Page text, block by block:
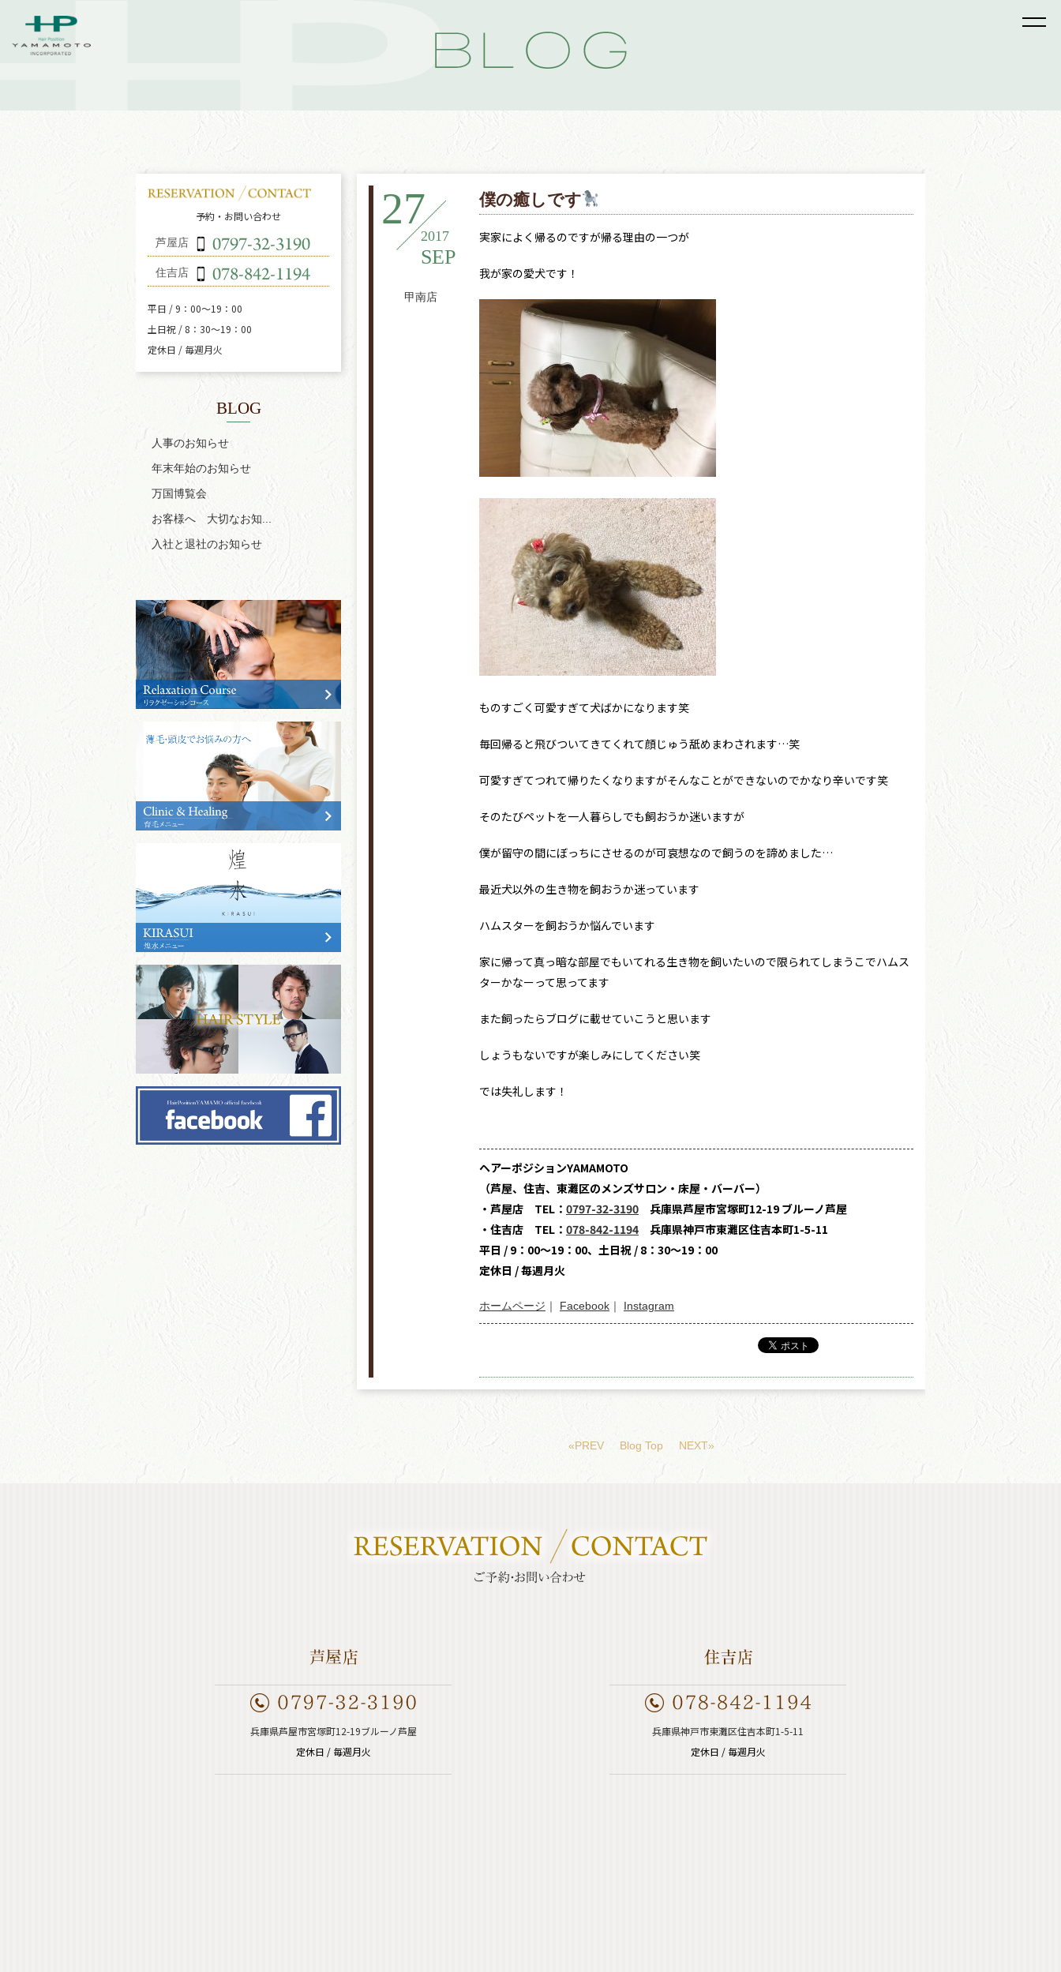
27
2017
SEP
甲南店
僕の癒しです
実家によく帰るのですが帰る理由の一つが
我が家の愛犬です！
ものすごく可愛すぎて犬ばかになります笑
毎回帰ると飛びついてきてくれて顔じゅう舐めまわされます…笑
可愛すぎてつれて帰りたくなりますがそんなことができないのでかなり辛いです笑
そのたびペットを一人暮らしでも飼おうか迷いますが
僕が留守の間にぼっちにさせるのが可哀想なので飼うのを諦めました…
最近犬以外の生き物を飼おうか迷っています
ハムスターを飼おうか悩んでいます
家に帰って真っ暗な部屋でもいてれる生き物を飼いたいので限られてしまうこでハムス
ターかなーって思ってます
また飼ったらブログに載せていこうと思います
しょうもないですが楽しみにしてください笑
では失礼します！
ヘアーポジションYAMAMOTO
（芦屋、住吉、東灘区のメンズサロン・床屋・バーバー）
・芦屋店 TEL： 0797-32-3190 兵庫県芦屋市宮塚町12-19 ブルーノ芦屋
・住吉店 TEL： 078-842-1194 兵庫県神戸市東灘区住吉本町1-5-11
平日 / 9：00～19：00、土日祝 / 8：30～19：00
定休日 / 毎週月火
ホームページ ｜ Facebook ｜ Instagram
«PREV Blog Top NEXT»
予約・お問い合わせ
芦屋店
住吉店
平日 / 9：00～19：00
土日祝 / 8：30～19：00
定休日 / 毎週月火
BLOG
人事のお知らせ
年末年始のお知らせ
万国博覧会
お客様へ 大切なお知...
入社と退社のお知らせ
兵庫県芦屋市宮塚町12-19ブルーノ芦屋
定休日 / 毎週月火
兵庫県神戸市東灘区住吉本町1-5-11
定休日 / 毎週月火